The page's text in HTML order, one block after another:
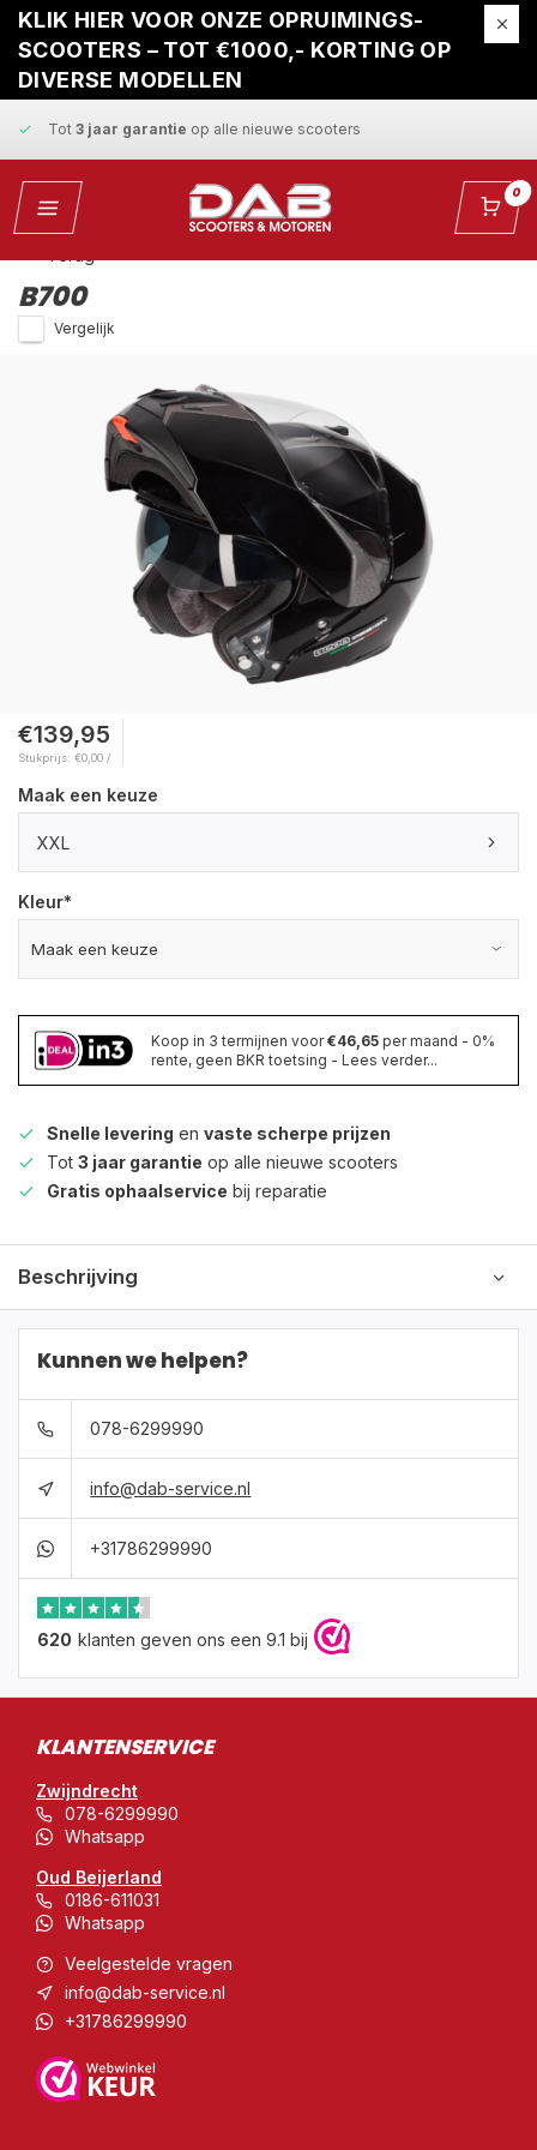
KLIK HIER VOOR ONZE OPRUIMINGS-
SCOOTERS – TOT €1000,- KORTING OP
DIVERSE MODELLEN
Gratis ophaalservicebij reparatie
Snelle leveringen vaste scherpe prijzen
Tot 3 jaar garantie op alle nieuwe scooters
Gratis ophaalservicebij reparatie 0
B700
Vergelijk
€139,95
Stukprijs: €0,00 /
Maak een keuze
XXL
Kleur*
Koop in 3 termijnen voor€46,65 per maand - 0%
rente, geen BKR toetsing - Lees verder...
Snelle levering en vaste scherpe prijzen
Tot 3 jaar garantie op alle nieuwe scooters
Gratis ophaalservice bij reparatie
Beschrijving
Kunnen we helpen?
078-6299990
info@dab-service.nl
+31786299990
620 klanten geven ons een 9.1 bij
KLANTENSERVICE
Zwijndrecht
078-6299990
Whatsapp
Oud Beijerland
0186-611031
Whatsapp
Veelgestelde vragen
info@dab-service.nl
+31786299990